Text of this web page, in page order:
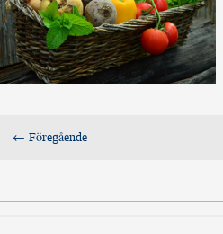
← Föregående